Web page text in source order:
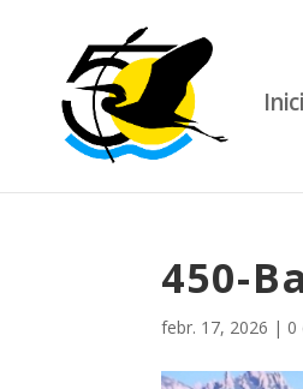
Inici
450-
febr. 17, 2026 | 0